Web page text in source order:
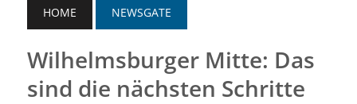
HOME NEWSGATE
Wilhelmsburger Mitte: Das
sind die nächsten Schritte